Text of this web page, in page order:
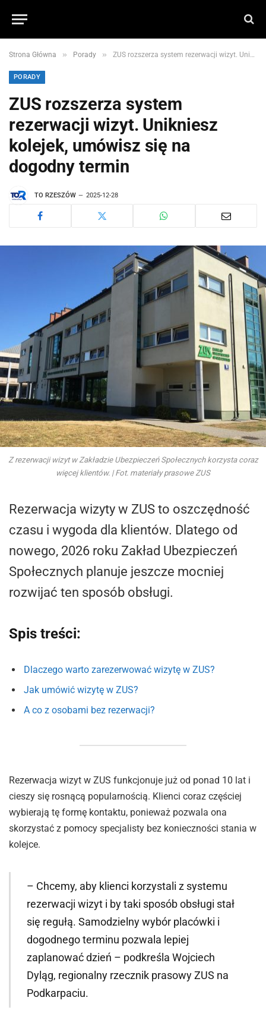
Strona Główna » Porady » ZUS rozszerza system rezerwacji wizyt. Unikniesz kolejek, umówisz się na dogodny termin
PORADY
ZUS rozszerza system
rezerwacji wizyt. Unikniesz
kolejek, umówisz się na
dogodny termin
TO RZESZÓW 2025-12-28
Z rezerwacji wizyt w Zakładzie Ubezpieczeń Społecznych korzysta coraz
więcej klientów. | Fot. materiały prasowe ZUS
Rezerwacja wizyty w ZUS to oszczędność
czasu i wygoda dla klientów. Dlatego od
nowego, 2026 roku Zakład Ubezpieczeń
Społecznych planuje jeszcze mocniej
rozwijać ten sposób obsługi.
Spis treści:
Dlaczego warto zarezerwować wizytę w ZUS?
Jak umówić wizytę w ZUS?
A co z osobami bez rezerwacji?
Rezerwacja wizyt w ZUS funkcjonuje już od ponad 10 lat i
cieszy się rosnącą popularnością. Klienci coraz częściej
wybierają tę formę kontaktu, ponieważ pozwala ona
skorzystać z pomocy specjalisty bez konieczności stania w
kolejce.
– Chcemy, aby klienci korzystali z systemu
rezerwacji wizyt i by taki sposób obsługi stał
się regułą. Samodzielny wybór placówki i
dogodnego terminu pozwala lepiej
zaplanować dzień – podkreśla Wojciech
Dyląg, regionalny rzecznik prasowy ZUS na
Podkarpaciu.